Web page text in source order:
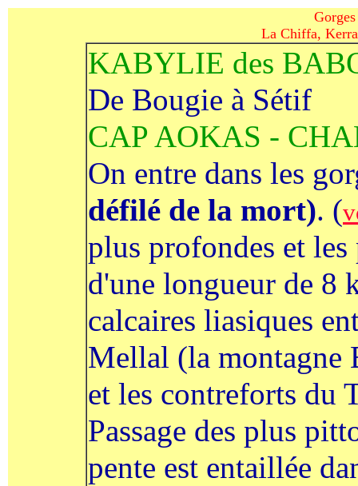
La Chiffa,
KABYLIE des
De Bougie à Sétif
CAP AOKAS -
On entre dans les
défilé de la mort). (
plus profondes et
d'une longueur de 8
calcaires liasiques
Mellal (la montagne
et les contreforts du
Passage des plus
pente est entaillée